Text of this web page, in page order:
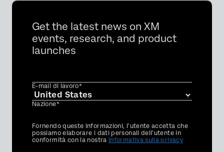
Get the latest news on XM
events, research, and product
launches
E-mail di lavoro*
Nazione*
Privacy
Optin
Fornendo queste informazioni, l'utente accetta che
possiamo elaborare i dati personali dell'utente in
conformità con la nostra Informativa sulla privacy